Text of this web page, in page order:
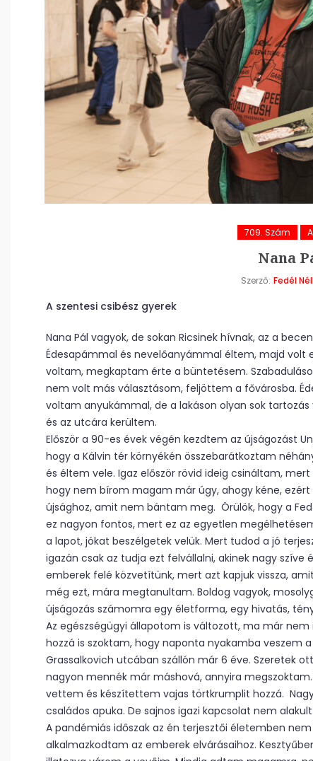
709. Szám
Nana
Szerző: Fedél
A szentesi csibész gyerek
Nana Pál vagyok, de sokan Ricsinek hívnak, az a
Édesapámmal és nevelőanyámmal éltem, majd volt
voltam, megkaptam érte a büntetésem.
nem volt más választásom, feljöttem a fővárosba.
voltam anyukámmal, de a lakáson olyan sok
és az utcára kerültem.
Először a 90-es évek végén kezdtem az újságozást
hogy a Kálvin tér környékén összebarátkoztam
és éltem vele. Igaz először rövid ideig csináltam,
hogy nem bírom magam már úgy, ahogy kéne,
újsághoz, amit nem bántam meg. Örülök, hogy a
ez nagyon fontos, mert ez az egyetlen
a lapot, jókat beszélgetek velük. Mert tudod a jó
igazán csak az tudja ezt felvállalni, akinek nagy szíve
emberek felé közvetítünk, mert azt kapjuk vissza,
még ezt, mára megtanultam. Boldog vagyok,
újságozás számomra egy életforma, egy hivatás,
Az egészségügyi állapotom is változott, ma már
hozzá is szoktam, hogy naponta nyakamba veszem
Grassalkovich utcában szállón már 6 éve. Szeretek
nagyon mennék már máshová, annyira
vettem és készítettem vajas törtkrumplit hozzá.
családos apuka. De sajnos igazi kapcsolat nem
A pandémiás időszak az én terjesztői életemben
alkalmazkodtam az emberek elvárásaihoz.